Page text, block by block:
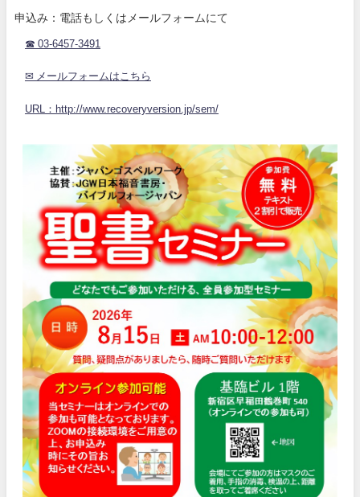
申込み：電話もしくはメールフォームにて
☎ 03-6457-3491
✉ メールフォームはこちら
URL：http://www.recoveryversion.jp/sem/